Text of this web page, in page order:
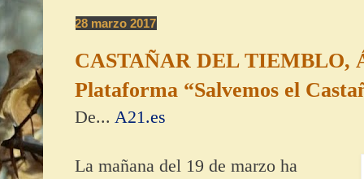
28 marzo 2017
CASTAÑAR DEL TIEMBLO,
Plataforma “Salvemos el
De... A21.es
La mañana del 19 de marzo ha